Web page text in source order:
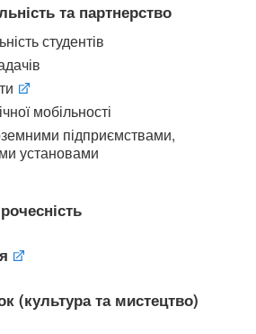
та партнерство
студентів
мобільності
підприємствами,
установами
(культура та мистецтво)